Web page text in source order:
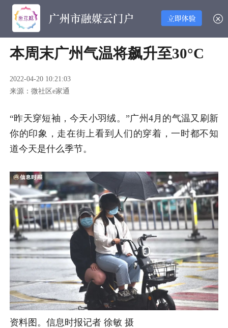
本周末广州气温将飙升至30°C
2022-04-20 10:21:03
来源：微社区e家通
“昨天穿短袖，今天小羽绒。”广州4月的气温又刷新
你的印象， 走在街上看到人们的穿着，一时都不知
道今天是什么季节。
资料图。信息时报记者 徐敏 摄